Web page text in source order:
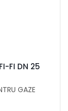
FI DN 25
GAZE